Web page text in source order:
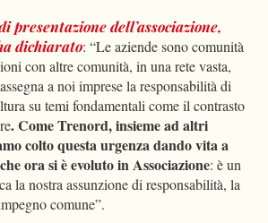
presentazione dell’associazione,
dichiarato: “Le aziende sono comunità
con altre comunità, in una rete vasta,
a noi imprese la responsabilità di
su temi fondamentali come il contrasto
. Come Trenord, insieme ad altri
colto questa urgenza dando vita a
ora si è evoluto in Associazione: è un
la nostra assunzione di responsabilità, la
comune”.